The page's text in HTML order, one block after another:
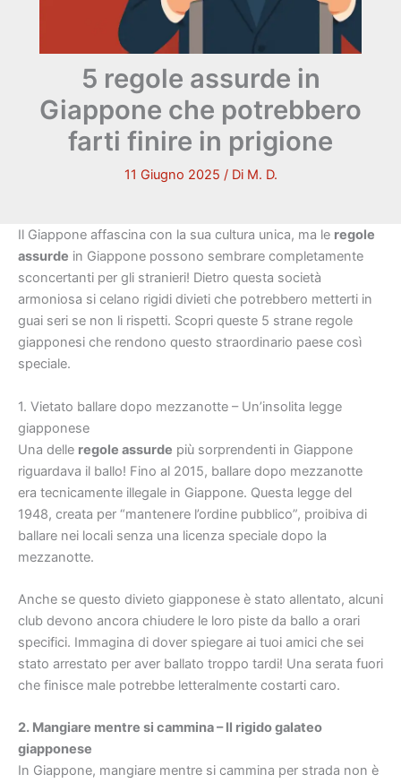
5 regole assurde in
Giappone che potrebbero
farti finire in prigione
11 Giugno 2025 / Di M. D.
Il Giappone affascina con la sua cultura unica, ma le regole
assurde in Giappone possono sembrare completamente
sconcertanti per gli stranieri! Dietro questa società
armoniosa si celano rigidi divieti che potrebbero metterti in
guai seri se non li rispetti. Scopri queste 5 strane regole
giapponesi che rendono questo straordinario paese così
speciale.
1. Vietato ballare dopo mezzanotte – Un’insolita legge
giapponese
Una delle regole assurde più sorprendenti in Giappone
riguardava il ballo! Fino al 2015, ballare dopo mezzanotte
era tecnicamente illegale in Giappone. Questa legge del
1948, creata per “mantenere l’ordine pubblico”, proibiva di
ballare nei locali senza una licenza speciale dopo la
mezzanotte.
Anche se questo divieto giapponese è stato allentato, alcuni
club devono ancora chiudere le loro piste da ballo a orari
specifici. Immagina di dover spiegare ai tuoi amici che sei
stato arrestato per aver ballato troppo tardi! Una serata fuori
che finisce male potrebbe letteralmente costarti caro.
2. Mangiare mentre si cammina – Il rigido galateo
giapponese
In Giappone, mangiare mentre si cammina per strada non è